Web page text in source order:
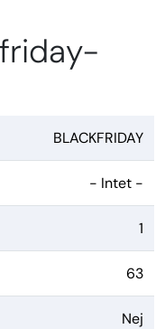
BLACKFRIDAY
- Intet -
1
63
Nej